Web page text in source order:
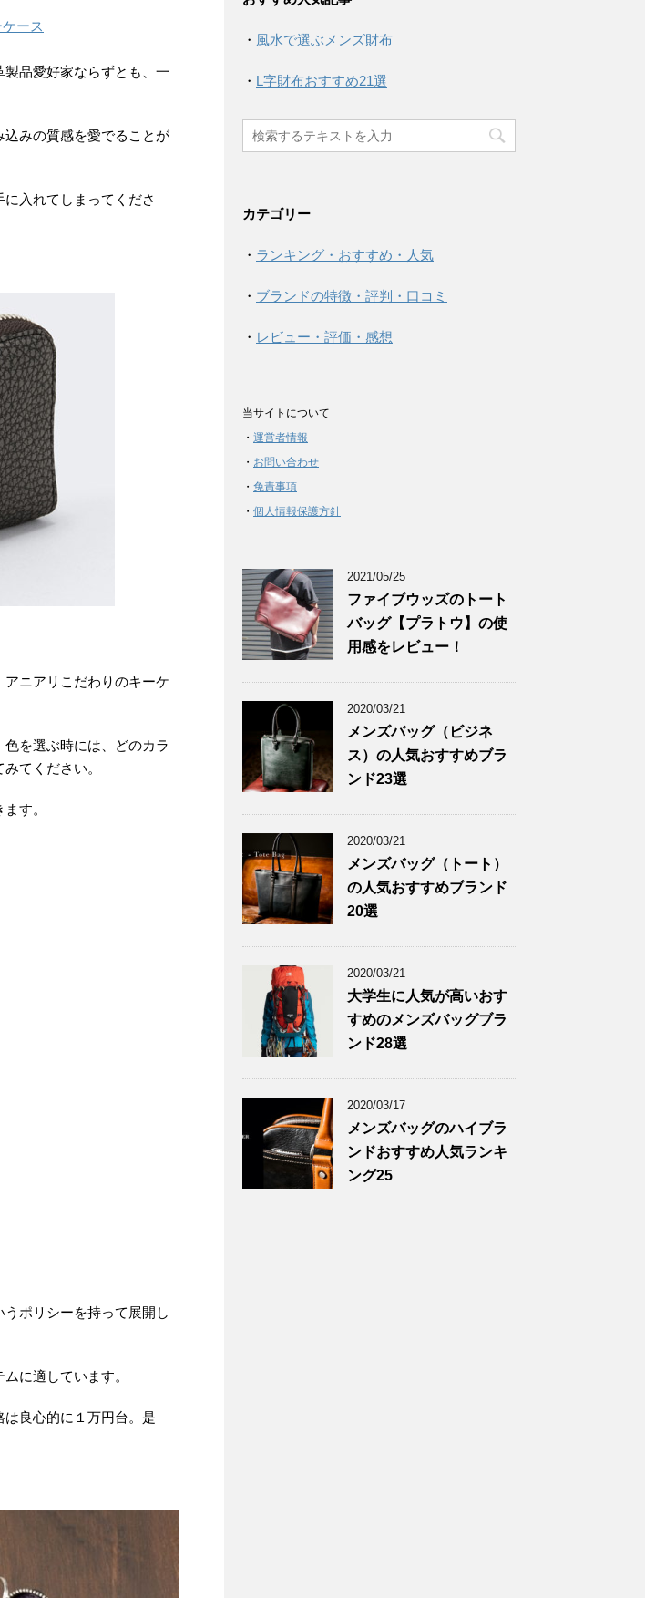
ース
品愛好家ならずとも、一
みの質感を愛でることが
入れてしまってくださ
ニアリこだわりのキーケ
を選ぶ時には、どのカラ
てください。
す。
ポリシーを持って展開し
に適しています。
良心的に１万円台。是
・ 風水で選ぶメンズ財布
・ L字財布おすすめ21選
カテゴリー
・ ランキング・おすすめ・人気
・ ブランドの特徴・評判・口コミ
・ レビュー・評価・感想
当サイトについて
・ 運営者情報
・ お問い合わせ
・ 免責事項
・ 個人情報保護方針
2021/05/25
ファイブウッズのトート
バッグ【プラトウ】の使
用感をレビュー！
2020/03/21
メンズバッグ（ビジネ
ス）の人気おすすめブラ
ンド23選
2020/03/21
メンズバッグ（トート）
の人気おすすめブランド
20選
2020/03/21
大学生に人気が高いおす
すめのメンズバッグブラ
ンド28選
2020/03/17
メンズバッグのハイブラ
ンドおすすめ人気ランキ
ング25